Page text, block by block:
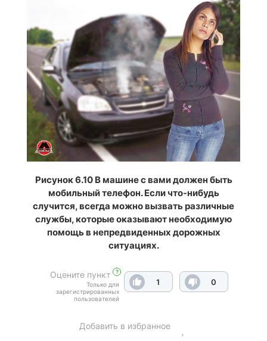
Рисунок 6.10 В машине с вами должен быть
мобильный телефон. Если что-нибудь
случится, всегда можно вызвать различные
службы, которые оказывают необходимую
помощь в непредвиденных дорожных
ситуациях.
Оцените пункт ?
Только для
зарегистрированных
пользователей
1 0
Добавить в избранное